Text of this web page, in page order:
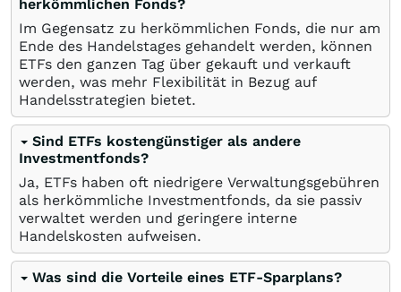
herkömmlichen Fonds?
Im Gegensatz zu herkömmlichen Fonds, die nur am
Ende des Handelstages gehandelt werden, können
ETFs den ganzen Tag über gekauft und verkauft
werden, was mehr Flexibilität in Bezug auf
Handelsstrategien bietet.
Sind ETFs kostengünstiger als andere
Investmentfonds?
Ja, ETFs haben oft niedrigere Verwaltungsgebühren
als herkömmliche Investmentfonds, da sie passiv
verwaltet werden und geringere interne
Handelskosten aufweisen.
Was sind die Vorteile eines ETF-Sparplans?